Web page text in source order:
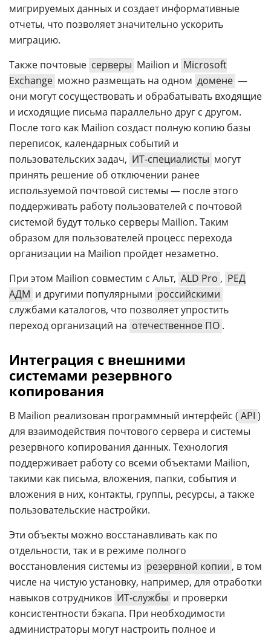
мигрируемых данных и создает информативные
отчеты, что позволяет значительно ускорить
миграцию.
Также почтовые серверы Mailion и Microsoft
Exchange можно размещать на одном домене —
они могут сосуществовать и обрабатывать входящие
и исходящие письма параллельно друг с другом.
После того как Mailion создаст полную копию базы
переписок, календарных событий и
пользовательских задач, ИТ-специалисты могут
принять решение об отключении ранее
используемой почтовой системы — после этого
поддерживать работу пользователей с почтовой
системой будут только серверы Mailion. Таким
образом для пользователей процесс перехода
организации на Mailion пройдет незаметно.
При этом Mailion совместим с Альт, ALD Pro , РЕД
АДМ и другими популярными российскими
службами каталогов, что позволяет упростить
переход организаций на отечественное ПО .
Интеграция с внешними
системами резервного
копирования
В Mailion реализован программный интерфейс ( API )
для взаимодействия почтового сервера и системы
резервного копирования данных. Технология
поддерживает работу со всеми объектами Mailion,
такими как письма, вложения, папки, события и
вложения в них, контакты, группы, ресурсы, а также
пользовательские настройки.
Эти объекты можно восстанавливать как по
отдельности, так и в режиме полного
восстановления системы из резервной копии , в том
числе на чистую установку, например, для отработки
навыков сотрудников ИТ-службы и проверки
консистентности бэкапа. При необходимости
администраторы могут настроить полное и